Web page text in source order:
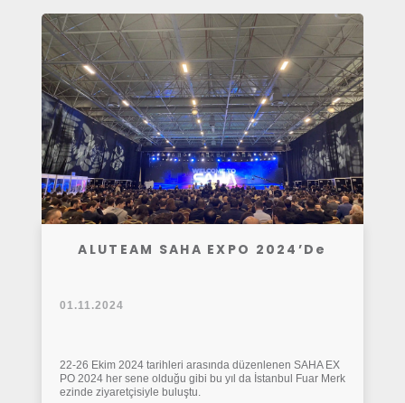
ALUTEAM SAHA EXPO 2024’de
01.11.2024
22-26 Ekim 2024 tarihleri arasında düzenlenen SAHA EX
PO 2024 her sene olduğu gibi bu yıl da İstanbul Fuar Merk
ezinde ziyaretçisiyle buluştu.